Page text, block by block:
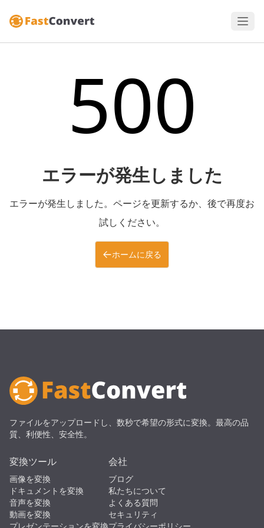
500
エラーが発生しました
エラーが発生しました。ページを更新するか、後で再度お
試しください。
ホームに戻る
ファイルをアップロードし、数秒で希望の形式に変換。最高の品
質、利便性、安全性。
変換ツール
画像を変換
ドキュメントを変換
音声を変換
動画を変換
会社
ブログ
私たちについて
よくある質問
セキュリティ